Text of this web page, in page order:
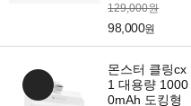
129,000원
98,000원
몬스터 클링cx
1 대용량 1000
0mAh 도킹형